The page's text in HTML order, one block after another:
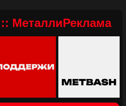
:: МеталлиРеклама